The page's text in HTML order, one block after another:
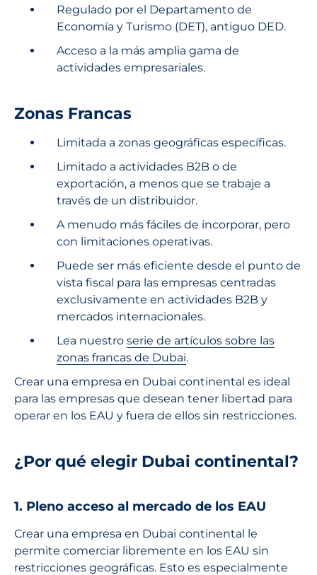
Regulado por el Departamento de
Economía y Turismo (DET), antiguo DED.
Acceso a la más amplia gama de
actividades empresariales.
Zonas Francas
Limitada a zonas geográficas específicas.
Limitado a actividades B2B o de
exportación, a menos que se trabaje a
través de un distribuidor.
A menudo más fáciles de incorporar, pero
con limitaciones operativas.
Puede ser más eficiente desde el punto de
vista fiscal para las empresas centradas
exclusivamente en actividades B2B y
mercados internacionales.
Lea nuestro serie de artículos sobre las
zonas francas de Dubai.
Crear una empresa en Dubai continental es ideal
para las empresas que desean tener libertad para
operar en los EAU y fuera de ellos sin restricciones.
¿Por qué elegir Dubai continental?
1. Pleno acceso al mercado de los EAU
Crear una empresa en Dubai continental le
permite comerciar libremente en los EAU sin
restricciones geográficas. Esto es especialmente